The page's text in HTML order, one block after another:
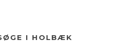
I HOLBÆK